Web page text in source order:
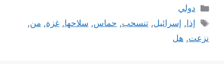
التصنيفات
دولي
الوسوم
إذا , إسرائيل,تنسحب, حماس, سلاحها,غزة, من,
نزعت, هل